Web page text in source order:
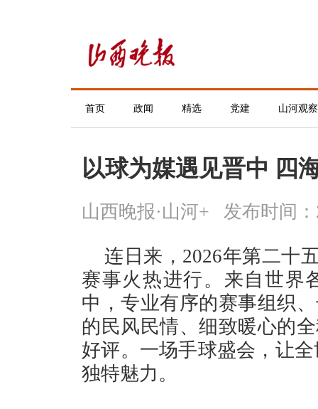
首页 政闻 精选 党建 山河观察
以球为媒遇见晋中 四
山西晚报·山河+ 发布时间：
连日来，2026年第二十
赛事火热进行。来自世界
中，专业有序的赛事组织
的民风民情、细致暖心的
好评。一场手球盛会，让
独特魅力。